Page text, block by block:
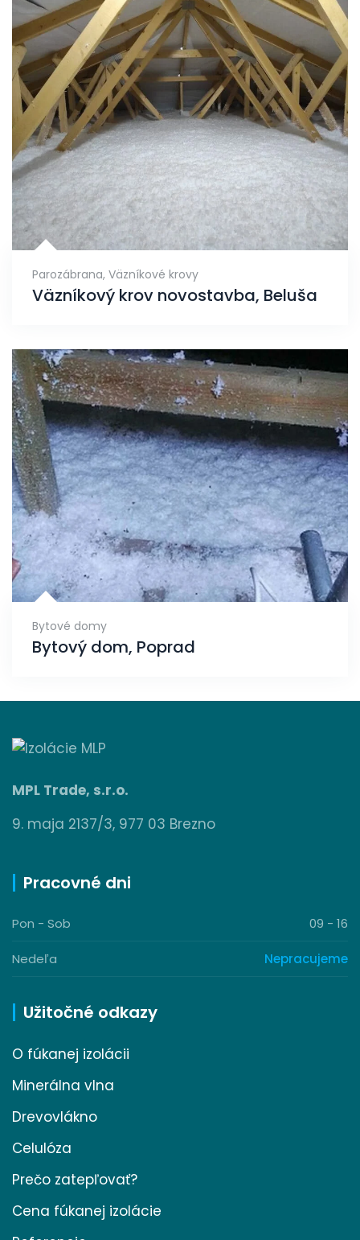
Parozábrana, Väzníkové krovy
Väzníkový krov novostavba, Beluša
Bytové domy
Bytový dom, Poprad
MPL Trade, s.r.o.
9. maja 2137/3, 977 03 Brezno
Pracovné dni
Pon - Sob 09 - 16
Nedeľa Nepracujeme
Užitočné odkazy
O fúkanej izolácii
Minerálna vlna
Drevovlákno
Celulóza
Prečo zatepľovať?
Cena fúkanej izolácie